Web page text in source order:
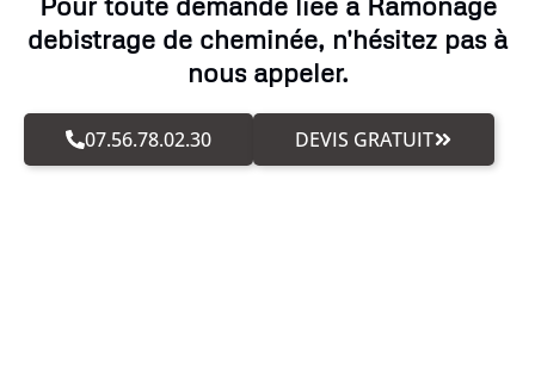
debistrage de cheminée, n'hésitez pas à
nous appeler.
07.56.78.02.30 DEVIS GRATUIT